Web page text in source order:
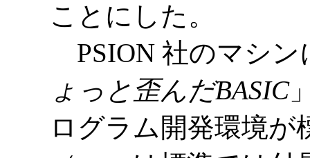
ことにした。
PSION 社のマシ
ょっと歪んだBASIC
ログラム開発環境